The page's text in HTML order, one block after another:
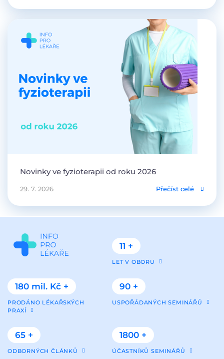
Novinky ve fyzioterapii od roku 2026
29. 7. 2026 Přečíst celé
11 +
LET V OBORU
180 mil. Kč +
PRODÁNO LÉKAŘSKÝCH
PRAXÍ
90 +
USPOŘÁDANÝCH SEMINÁŘŮ
65 +
ODBORNÝCH ČLÁNKŮ
1800 +
ÚČASTNÍKŮ SEMINÁŘŮ